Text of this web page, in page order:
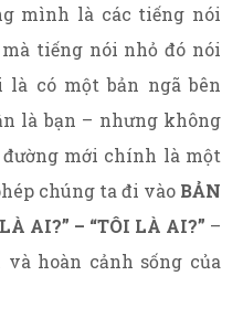
mình là các tiếng nói
tiếng nói nhỏ đó nói
là có một bản ngã bên
là bạn – nhưng không
mới chính là một
chúng ta đi vào BẢN
AI?” – “TÔI LÀ AI?” –
hoàn cảnh sống của